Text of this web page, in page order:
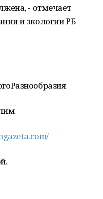
- отмечает
и экологии РБ